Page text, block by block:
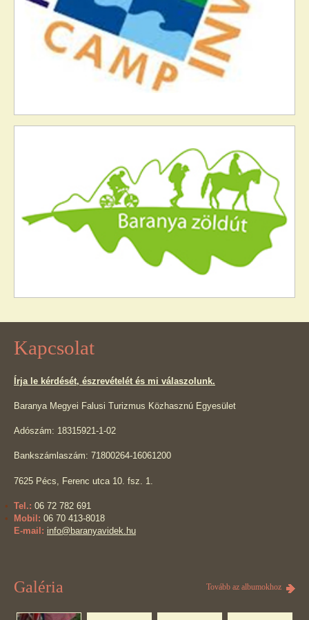
Kapcsolat
Írja le kérdését, észrevételét és mi válaszolunk.
Baranya Megyei Falusi Turizmus Közhasznú Egyesület
Adószám: 18315921-1-02
Bankszámlaszám: 71800264-16061200
7625 Pécs, Ferenc utca 10. fsz. 1.
Tel.: 06 72 782 691
Mobil: 06 70 413-8018
E-mail: info@baranyavidek.hu
Galéria Tovább az albumokhoz